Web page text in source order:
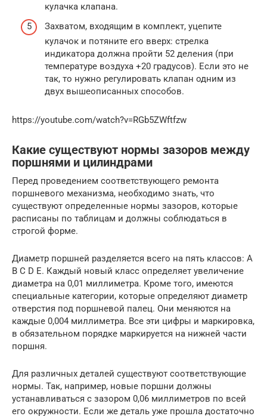
кулачка клапана.
Захватом, входящим в комплект, уцепите
кулачок и потяните его вверх: стрелка
индикатора должна пройти 52 деления (при
температуре воздуха +20 градусов). Если это не
так, то нужно регулировать клапан одним из
двух вышеописанных способов.
https://youtube.com/watch?v=RGb5ZWftfzw
Какие существуют нормы зазоров между
поршнями и цилиндрами
Перед проведением соответствующего ремонта
поршневого механизма, необходимо знать, что
существуют определенные нормы зазоров, которые
расписаны по таблицам и должны соблюдаться в
строгой форме.
Диаметр поршней разделяется всего на пять классов: A
B C D E. Каждый новый класс определяет увеличение
диаметра на 0,01 миллиметра. Кроме того, имеются
специальные категории, которые определяют диаметр
отверстия под поршневой палец. Они меняются на
каждые 0,004 миллиметра. Все эти цифры и маркировка,
в обязательном порядке маркируется на нижней части
поршня.
Для различных деталей существуют соответствующие
нормы. Так, например, новые поршни должны
устанавливаться с зазором 0,06 миллиметров по всей
его окружности. Если же деталь уже прошла достаточно